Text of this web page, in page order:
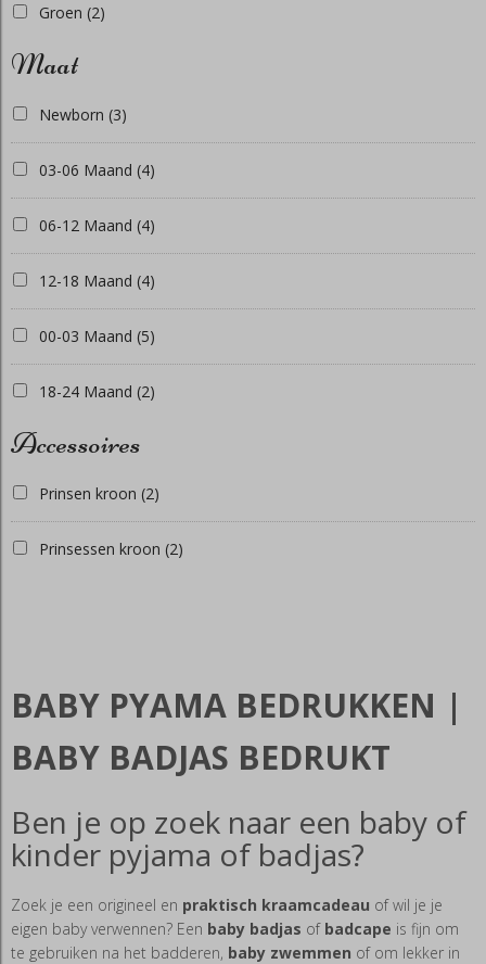
Groen (2)
Maat
Newborn (3)
03-06 Maand (4)
06-12 Maand (4)
12-18 Maand (4)
00-03 Maand (5)
18-24 Maand (2)
Accessoires
Prinsen kroon (2)
Prinsessen kroon (2)
BABY PYAMA BEDRUKKEN |
BABY BADJAS BEDRUKT
Ben je op zoek naar een baby of
kinder pyjama of badjas?
Zoek je een origineel en praktisch kraamcadeau of wil je je
eigen baby verwennen? Een baby badjas of badcape is fijn om
te gebruiken na het badderen, baby zwemmen of om lekker in